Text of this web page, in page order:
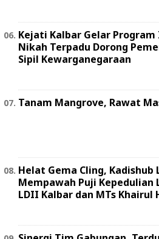
Kejati Kalbar Gelar
Nikah Terpadu Dorong
Sipil Kewarganegaraan
Tanam Mangrove, Rawat
Helat Gema Cling, Kadishub
Mempawah Puji Kepedulian
LDII Kalbar dan MTs Khairul